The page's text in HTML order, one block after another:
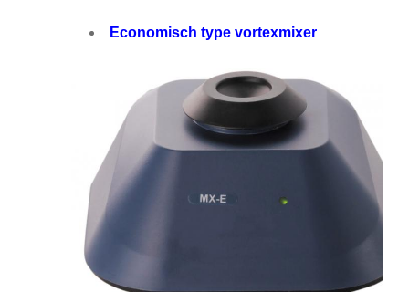
Economisch type vortexmixer